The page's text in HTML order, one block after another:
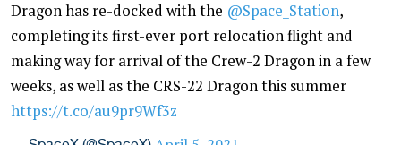
Dragon has re-docked with the @Space_Station,
completing its first-ever port relocation flight and
making way for arrival of the Crew-2 Dragon in a few
weeks, as well as the CRS-22 Dragon this summer
https://t.co/au9pr9Wf3z